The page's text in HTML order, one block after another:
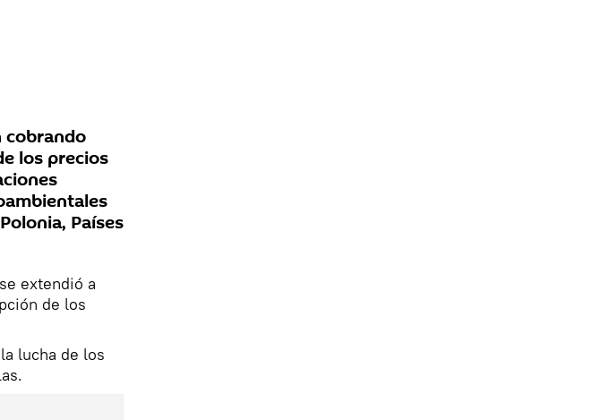
cobrando
los precios
Países
extendió a
de los
lucha de los